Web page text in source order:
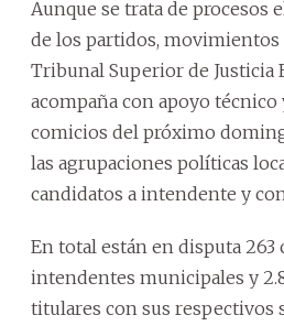
Aunque se trata de procesos
de los partidos, movimientos
Tribunal Superior de Justicia
acompaña con apoyo
comicios del próximo
las agrupaciones políticas
candidatos a intendente y
En total están en disputa 263
intendentes municipales y
titulares con sus respectivos